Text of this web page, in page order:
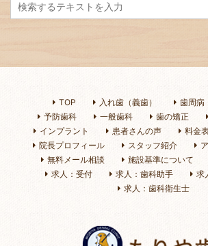
TOP 入れ歯（義歯）
歯周病
予防歯科
一般歯科 歯の矯正
インプラント
患者さんの声 料金
院長プロフィール
スタッフ紹介
無料メール相談
施設基準について
求人：受付
求人：歯科助手
求
求人：歯科衛生士